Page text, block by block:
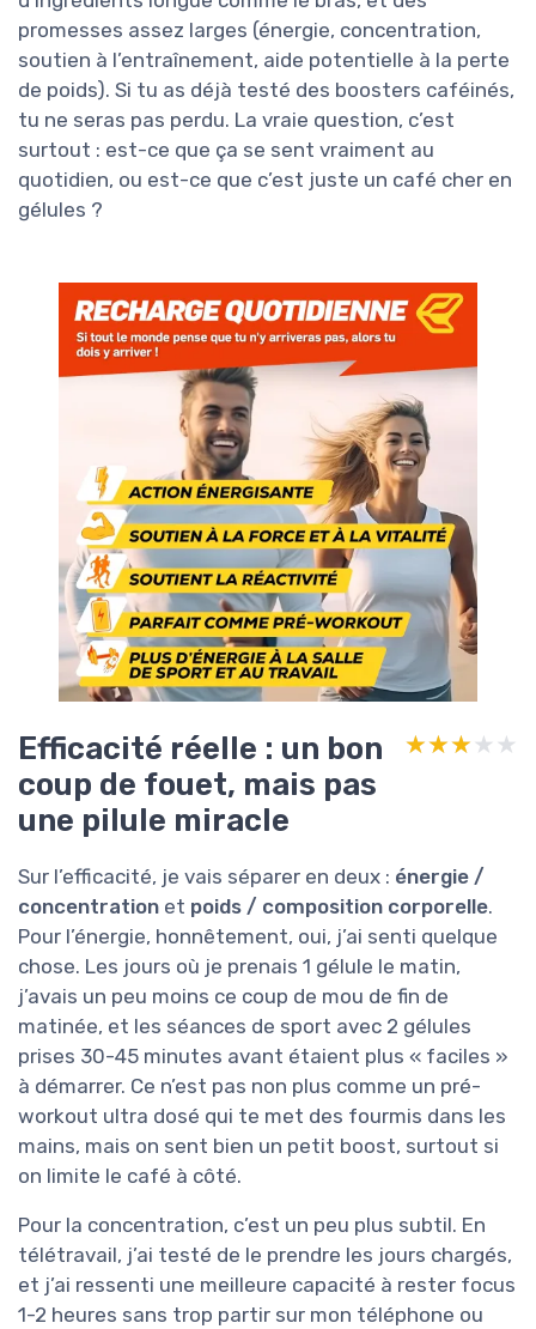
promesses assez larges (énergie, concentration,
soutien à l’entraînement, aide potentielle à la perte
de poids). Si tu as déjà testé des boosters caféinés,
tu ne seras pas perdu. La vraie question, c’est
surtout : est-ce que ça se sent vraiment au
quotidien, ou est-ce que c’est juste un café cher en
gélules ?
Efficacité réelle : un bon
coup de fouet, mais pas
une pilule miracle
★★★★★
★★★★★
Sur l’efficacité, je vais séparer en deux : énergie /
concentration et poids / composition corporelle.
Pour l’énergie, honnêtement, oui, j’ai senti quelque
chose. Les jours où je prenais 1 gélule le matin,
j’avais un peu moins ce coup de mou de fin de
matinée, et les séances de sport avec 2 gélules
prises 30-45 minutes avant étaient plus « faciles »
à démarrer. Ce n’est pas non plus comme un pré-
workout ultra dosé qui te met des fourmis dans les
mains, mais on sent bien un petit boost, surtout si
on limite le café à côté.
Pour la concentration, c’est un peu plus subtil. En
télétravail, j’ai testé de le prendre les jours chargés,
et j’ai ressenti une meilleure capacité à rester focus
1-2 heures sans trop partir sur mon téléphone ou